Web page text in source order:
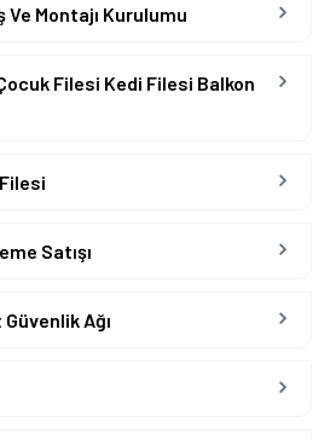
Ve Montajı Kurulumu
Filesi Kedi Filesi Balkon
Satışı
Ağı